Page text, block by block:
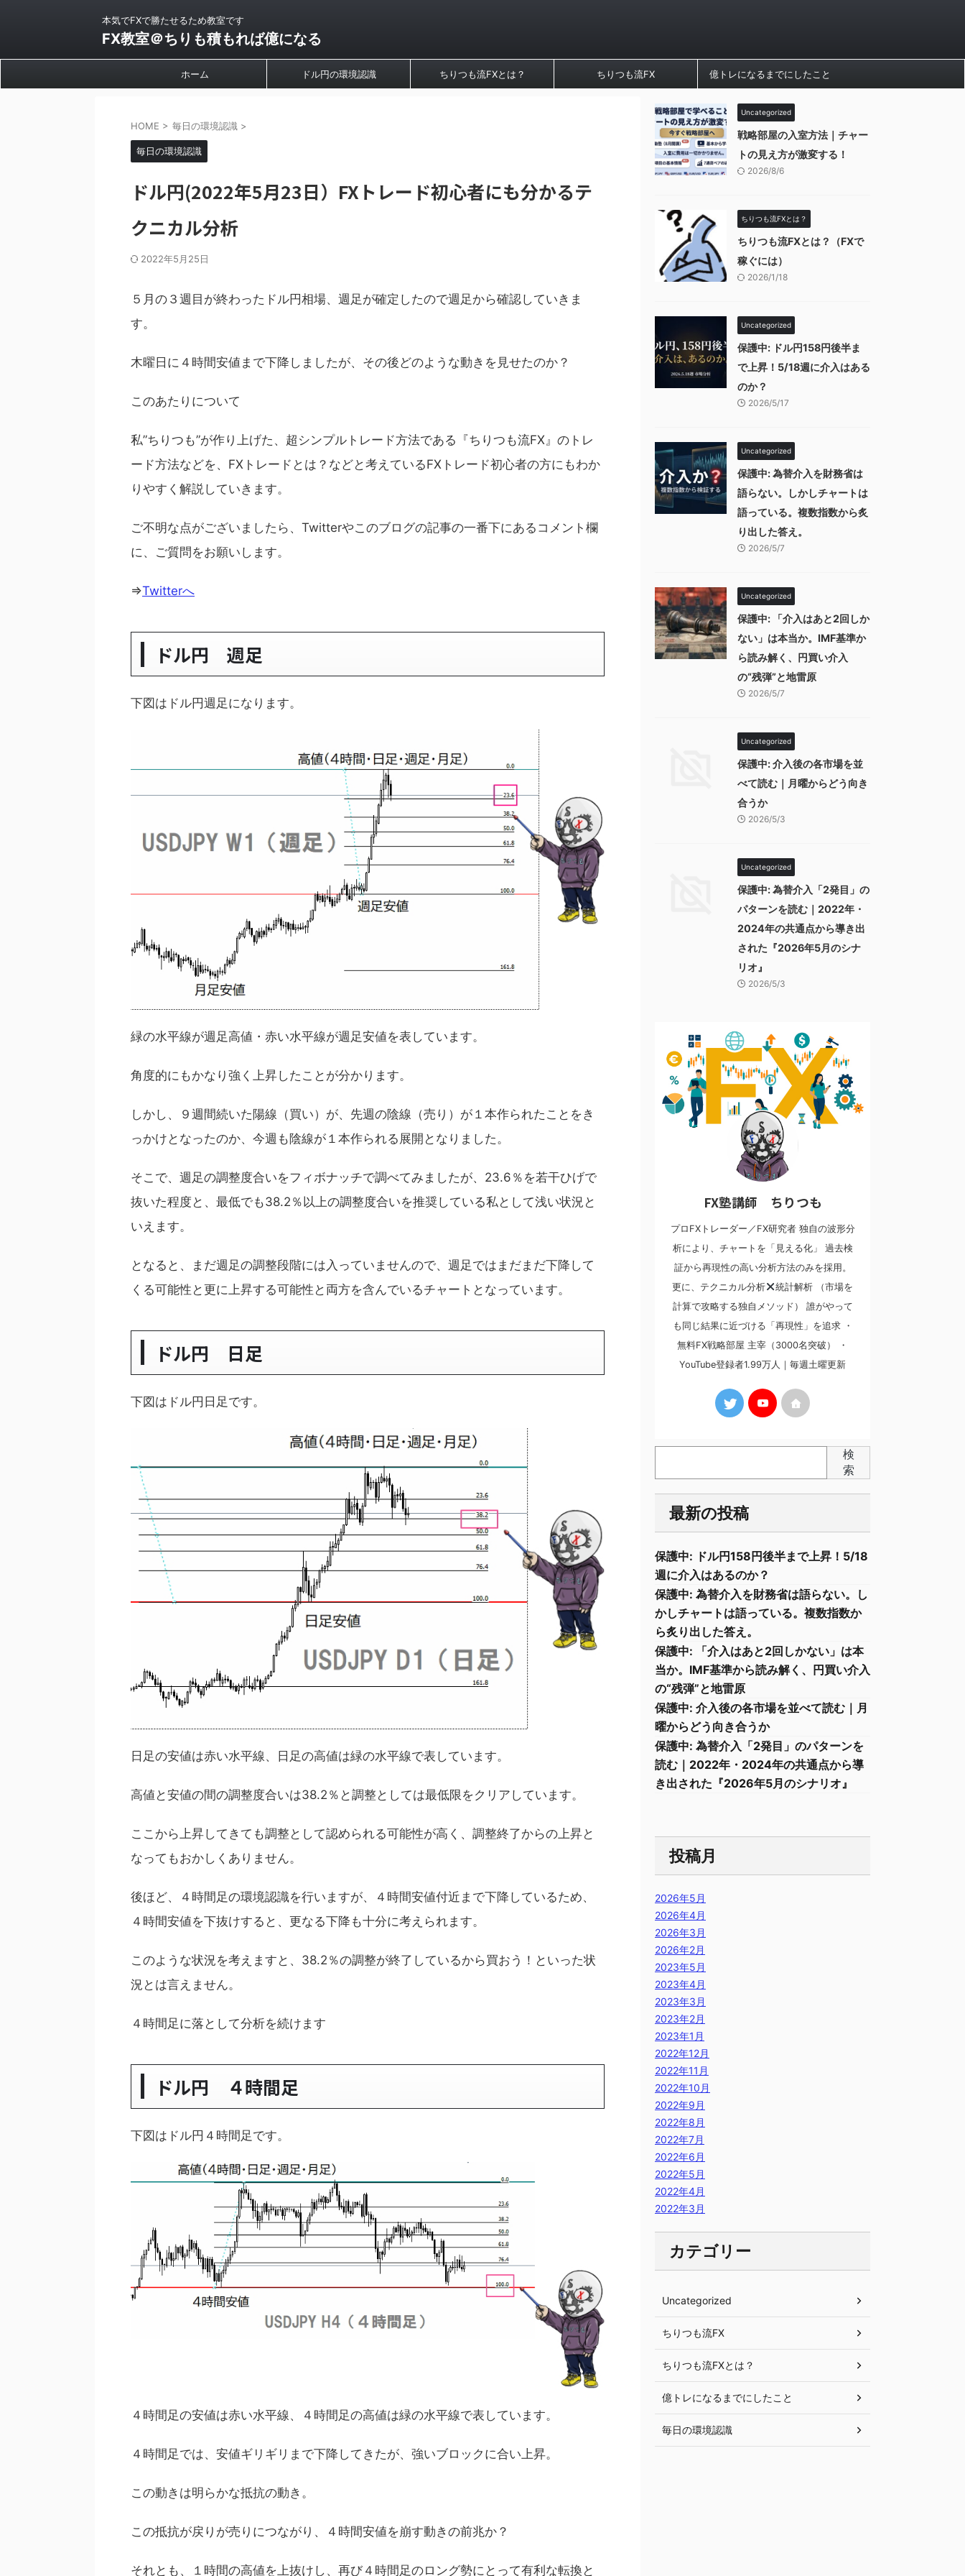
本気でFXで勝たせるため教室です
FX教室＠ちりも積もれば億になる
ホーム ドル円の環境認識 ちりつも流FXとは？ ちりつも流FX 億トレになるまでにしたこと
HOME > 毎日の環境認識 >
毎日の環境認識
ドル円(2022年5月23日）FXトレード初心者にも分かるテ
クニカル分析
2022年5月25日
５月の３週目が終わったドル円相場、週足が確定したので週足から確認していきま
す。
木曜日に４時間安値まで下降しましたが、その後どのような動きを見せたのか？
このあたりについて
私”ちりつも”が作り上げた、超シンプルトレード方法である『ちりつも流FX』のトレ
ード方法などを、FXトレードとは？などと考えているFXトレード初心者の方にもわか
りやすく解説していきます。
ご不明な点がございましたら、Twitterやこのブログの記事の一番下にあるコメント欄
に、ご質問をお願いします。
⇒Twitterへ
ドル円 週足
下図はドル円週足になります。
緑の水平線が週足高値・赤い水平線が週足安値を表しています。
角度的にもかなり強く上昇したことが分かります。
しかし、９週間続いた陽線（買い）が、先週の陰線（売り）が１本作られたことをき
っかけとなったのか、今週も陰線が１本作られる展開となりました。
そこで、週足の調整度合いをフィボナッチで調べてみましたが、23.6％を若干ひげで
抜いた程度と、最低でも38.2％以上の調整度合いを推奨している私として浅い状況と
いえます。
となると、まだ週足の調整段階には入っていませんので、週足ではまだまだ下降して
くる可能性と更に上昇する可能性と両方を含んでいるチャートとなっています。
ドル円 日足
下図はドル円日足です。
日足の安値は赤い水平線、日足の高値は緑の水平線で表しています。
高値と安値の間の調整度合いは38.2％と調整としては最低限をクリアしています。
ここから上昇してきても調整として認められる可能性が高く、調整終了からの上昇と
なってもおかしくありません。
後ほど、４時間足の環境認識を行いますが、４時間安値付近まで下降しているため、
４時間安値を下抜けすると、更なる下降も十分に考えられます。
このような状況を考えますと、38.2％の調整が終了しているから買おう！といった状
況とは言えません。
４時間足に落として分析を続けます
ドル円 ４時間足
下図はドル円４時間足です。
４時間足の安値は赤い水平線、４時間足の高値は緑の水平線で表しています。
４時間足では、安値ギリギリまで下降してきたが、強いブロックに合い上昇。
この動きは明らかな抵抗の動き。
この抵抗が戻りが売りにつながり、４時間安値を崩す動きの前兆か？
それとも、１時間の高値を上抜けし、再び４時間足のロング勢にとって有利な転換と
Uncategorized
戦略部屋の入室方法｜チャー
トの見え方が激変する！
2026/8/6
ちりつも流FXとは？
ちりつも流FXとは？（FXで
稼ぐには）
2026/1/18
Uncategorized
保護中: ドル円158円後半ま
で上昇！5/18週に介入はある
のか？
2026/5/17
Uncategorized
保護中: 為替介入を財務省は
語らない。しかしチャートは
語っている。複数指数から炙
り出した答え。
2026/5/7
Uncategorized
保護中: 「介入はあと2回しか
ない」は本当か。IMF基準か
ら読み解く、円買い介入
の“残弾”と地雷原
2026/5/7
Uncategorized
保護中: 介入後の各市場を並
べて読む｜月曜からどう向き
合うか
2026/5/3
Uncategorized
保護中: 為替介入「2発目」の
パターンを読む｜2022年・
2024年の共通点から導き出
された『2026年5月のシナ
リオ』
2026/5/3
FX塾講師 ちりつも
プロFXトレーダー／FX研究者 独自の波形分
析により、チャートを「見える化」 過去検
証から再現性の高い分析方法のみを採用。
更に、テクニカル分析
統計解析 （市場を
計算で攻略する独自メソッド） 誰がやって
も同じ結果に近づける「再現性」を追求 ・
無料FX戦略部屋 主宰（3000名突破） ・
YouTube登録者1.99万人｜毎週土曜更新
検
索
最新の投稿
保護中: ドル円158円後半まで上昇！5/18
週に介入はあるのか？
保護中: 為替介入を財務省は語らない。し
かしチャートは語っている。複数指数か
ら炙り出した答え。
保護中: 「介入はあと2回しかない」は本
当か。IMF基準から読み解く、円買い介入
の“残弾”と地雷原
保護中: 介入後の各市場を並べて読む｜月
曜からどう向き合うか
保護中: 為替介入「2発目」のパターンを
読む｜2022年・2024年の共通点から導
き出された『2026年5月のシナリオ』
投稿月
2026年5月
2026年4月
2026年3月
2026年2月
2023年5月
2023年4月
2023年3月
2023年2月
2023年1月
2022年12月
2022年11月
2022年10月
2022年9月
2022年8月
2022年7月
2022年6月
2022年5月
2022年4月
2022年3月
カテゴリー
Uncategorized
ちりつも流FX
ちりつも流FXとは？
億トレになるまでにしたこと
毎日の環境認識